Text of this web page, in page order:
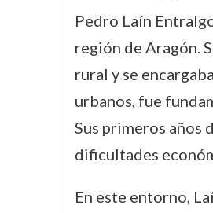
Pedro Laín
región de Aragón.
rural y se
urbanos, fue
Sus primeros años
dificultades
En este entorno,